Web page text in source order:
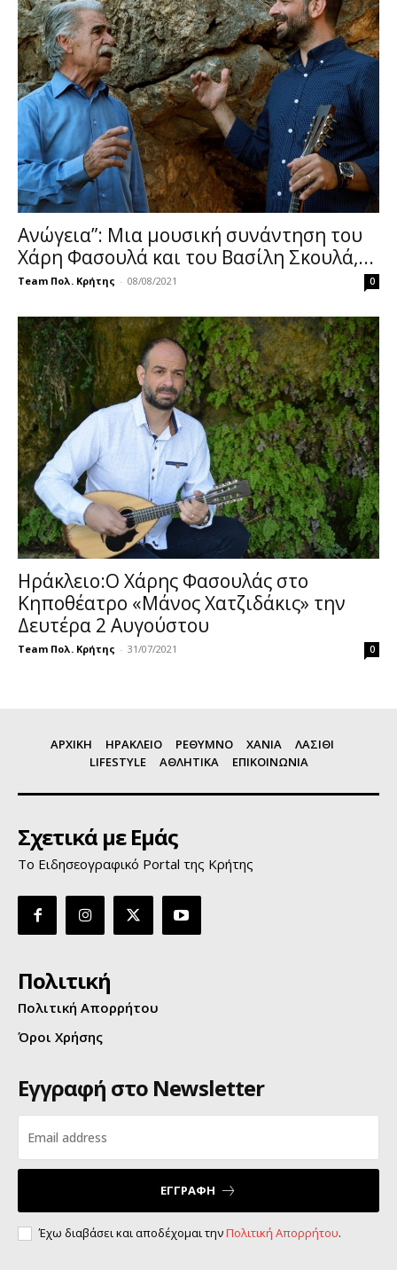
Ανώγεια”: Μια μουσική συνάντηση του
Χάρη Φασουλά και του Βασίλη Σκουλά,...
Team Πολ. Κρήτης - 08/08/2021 0
Ηράκλειο:Ο Χάρης Φασουλάς στο
Κηποθέατρο «Μάνος Χατζιδάκις» την
Δευτέρα 2 Αυγούστου
Team Πολ. Κρήτης - 31/07/2021 0
ΑΡΧΙΚΗ ΗΡΑΚΛΕΙΟ ΡΕΘΥΜΝΟ ΧΑΝΙΑ
ΛΑΣΙΘΙ
LIFESTYLE
ΑΘΛΗΤΙΚΑ ΕΠΙΚΟΙΝΩΝΙΑ
Σχετικά με Εμάς
Το Ειδησεογραφικό Portal της Κρήτης
Πολιτική
Πολιτική Απορρήτου
Όροι Χρήσης
Εγγραφή στο Newsletter
ΕΓΓΡΑΦΗ
Έχω διαβάσει και αποδέχομαι τηνΠολιτική Απορρήτου.